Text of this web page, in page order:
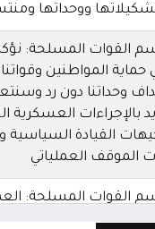
ووحداتها
القوات المسلحة: نؤكد
حماية المواطنين
وحداتنا دون رد
بالإجراءات العسكرية
القيادة السياسية
الموقف العملياتي
القوات المسلحة:
والقيادة والسيطرة